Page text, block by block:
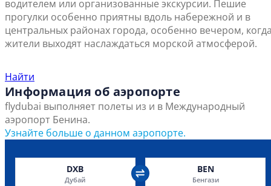
водителем или организованные экскурсии. Пешие
прогулки особенно приятны вдоль набережной и в
центральных районах города, особенно вечером,
жители выходят наслаждаться морской атмосферой.
Найти
Информация об аэропорте
flydubai выполняет полеты из и в Международный
аэропорт Бенина.
Узнайте больше о данном аэропорте.
DXB
Дубай
BEN
Бенгази